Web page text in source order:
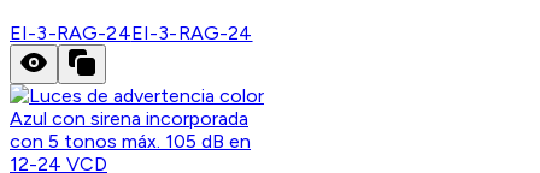
EI-3-RAG-24EI-3-RAG-24